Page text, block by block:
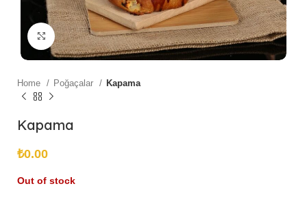
Click to enlarge
Home Poğaçalar Kapama
Kapama
₺
Out of stock